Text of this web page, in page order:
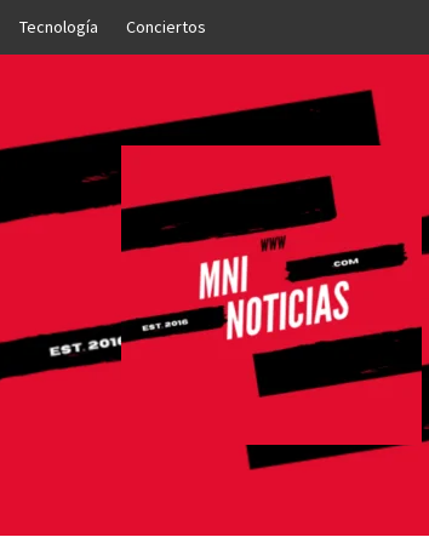
Tecnología Conciertos